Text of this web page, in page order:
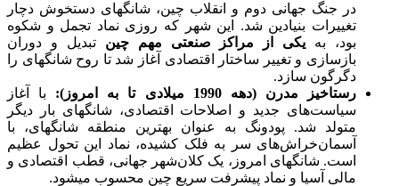
در جنگ جهانی دوم و انقلاب چین، شانگهای دستخوش دچار
تغییرات بنیادین شد. این شهر که روزی نماد تجمل و شکوه
بود، به یکی از مراکز صنعتی مهم چین تبدیل و دوران
بازسازی و تغییر ساختار اقتصادی آغاز شد تا روح شانگهای را
دگرگون سازد.
رستاخیز مدرن (دهه 1990 میلادی تا به امروز):
با آغاز
سیاست‌های جدید و اصلاحات اقتصادی، شانگهای بار دیگر
متولد شد. پودونگ به عنوان بهترین منطقه شانگهای، با
آسمان‌خراش‌های سر به فلک کشیده، نماد این تحول عظیم
است. شانگهای امروز، یک کلان‌شهر جهانی، قطب اقتصادی و
مالی آسیا و نماد پیشرفت سریع چین محسوب می‎شود.